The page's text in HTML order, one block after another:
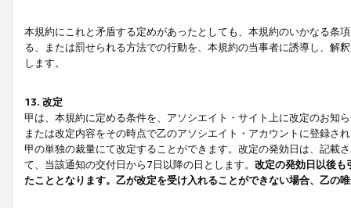
本規約にこれと矛盾する定めがあったとしても、本規約のいかなる条
る、または罰せられる方法での行動を、本規約の当事者に誘導し、解
します。
13. 改定
甲は、本規約に定める条件を、アソシエイト・サイト上に改定のお知
または改定内容をその時点で乙のアソシエイト・アカウントに登録さ
甲の単独の裁量にて改定することができます。改定の発効日は、記載
て、当該通知の交付日から7日以降の日とします。 改定の発効日以後も
たこととなります。乙が改定を受け入れることができない場合、乙の